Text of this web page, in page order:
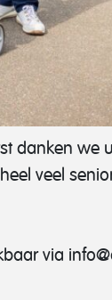
danken we
veel
via